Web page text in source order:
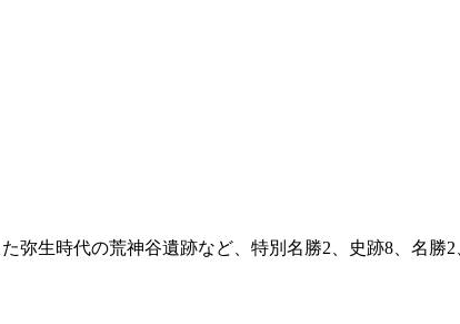
生時代の荒神谷遺跡など、特別名勝2、史跡8、名勝